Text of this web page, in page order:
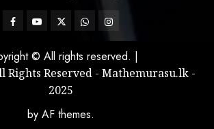
FacebookMathemurasu
TwitterWhatsAppInstagram
© All rights reserved. |
Rights Reserved - Mathemurasu.lk -
2025
by AF themes.